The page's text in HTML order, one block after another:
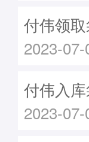
付伟领
2023-
付伟入
2023-